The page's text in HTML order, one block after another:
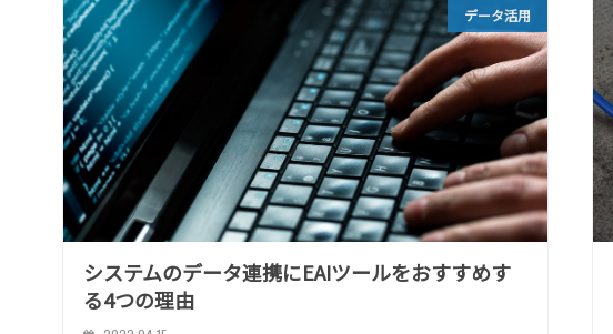
データ活用
システムのデータ連携にEAIツールをおすすめす
る4つの理由